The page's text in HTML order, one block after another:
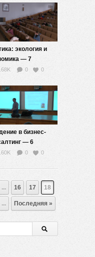
экология и
— 7
0 0
в бизнес-
— 6
0 0
... 16 17 18
... Последняя »